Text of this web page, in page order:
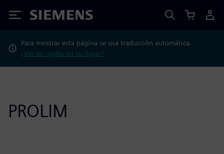
Siemens
Para mostrar esta página se usa traducción automática.
¿Ver en inglés en su lugar?
PROLIM